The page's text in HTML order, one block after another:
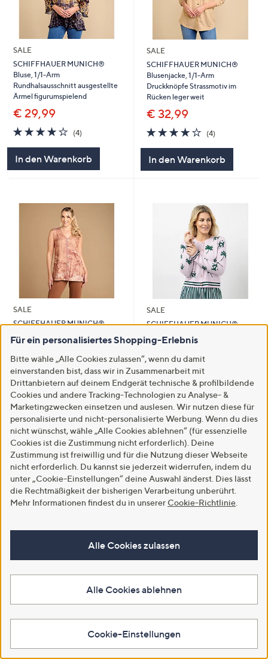
SALE
SCHIFFHAUER MUNICH®
Bluse, 1/1-Arm
Rundhalsausschnitt ausgestellte
Ärmel figurumspielend
€ 29,99
3.8
von
5
(4)
In den Warenkorb
SALE
SCHIFFHAUER MUNICH®
Blusenjacke, 1/1-Arm
Druckknöpfe Strassmotiv im
Rücken leger weit
€ 32,99
3.8
von
5
(4)
In den Warenkorb
SALE
SCHIFFHAUER MUNICH®
Schmuckknöpfe figurumspielend
€ 26,99
von
5
(3)3
Bewertungen
In den Warenkorb
SALE
SCHIFFHAUER MUNICH®
Rundhalsausschnitt Strassbesatz
figurumspielend
€ 69,99
3.5
von
5
(2)
Bewertungen
In den Warenkorb
SCHIFFHAUER MUNICH®
Hose Scotland gerade Form
Rundumdehnbund weites Bein
3.52
SCHIFFHAUER MUNICH®
Bluse langarm White Blouse Art
Strasssteine figurumspielend
€ 29,99
3.56
Für ein personalisiertes Shopping-Erlebnis
Bitte wähle „Alle Cookies zulassen“, wenn du damit
einverstanden bist, dass wir in Zusammenarbeit mit
Drittanbietern auf deinem Endgerät technische & profilbildende
Cookies und andere Tracking-Technologien zu Analyse- &
Marketingzwecken einsetzen und auslesen. Wir nutzen diese für
personalisierte und nicht-personalisierte Werbung. Wenn du dies
nicht wünschst, wähle „Alle Cookies ablehnen“ (für essenzielle
Cookies ist die Zustimmung nicht erforderlich). Deine
Zustimmung ist freiwillig und für die Nutzung dieser Webseite
nicht erforderlich. Du kannst sie jederzeit widerrufen, indem du
unter „Cookie-Einstellungen“ deine Auswahl änderst. Dies lässt
die Rechtmäßigkeit der bisherigen Verarbeitung unberührt.
Mehr Informationen findest du in unserer Cookie-Richtlinie
Alle Cookies zulassen
Alle Cookies ablehnen
Cookie-Einstellungen